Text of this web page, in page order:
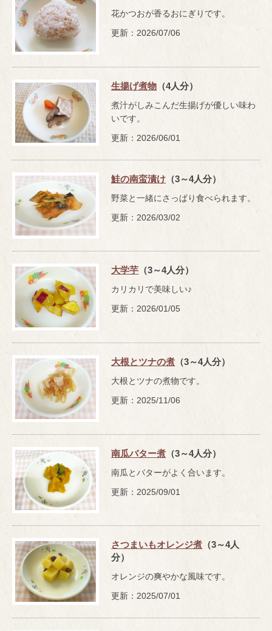
花かつおが香るおにぎりです。
更新：2026/07/06
生揚げ煮物 （4人分）
煮汁がしみこんだ生揚げが優しい味わ
いです。
更新：2026/06/01
鮭の南蛮漬け （3～4人分）
野菜と一緒にさっぱり食べられます。
更新：2026/03/02
大学芋 （3～4人分）
カリカリで美味しい♪
更新：2026/01/05
大根とツナの煮 （3～4人分）
大根とツナの煮物です。
更新：2025/11/06
南瓜バター煮 （3～4人分）
南瓜とバターがよく合います。
更新：2025/09/01
さつまいもオレンジ煮 （3～4人
分）
オレンジの爽やかな風味です。
更新：2025/07/01